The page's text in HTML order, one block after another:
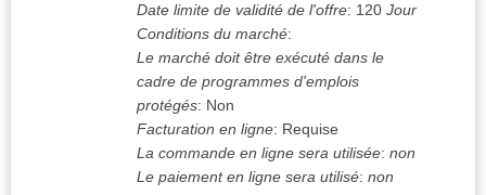
Date limite de validité de l'offre: 120 Jour
Conditions du marché:
Le marché doit être exécuté dans le
cadre de programmes d'emplois
protégés: Non
Facturation en ligne: Requise
La commande en ligne sera utilisée: non
Le paiement en ligne sera utilisé: non